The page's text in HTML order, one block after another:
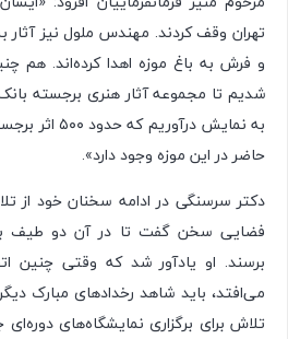
تهران وقف کردند. مهندس ملول نیز آثار
و فرش به باغ موزه اهدا کرده‌اند. هم
شدیم تا مجموعه آثار هنری برجسته بانک
به نمایش
حاضر در این موزه وجود دارد».
دکتر سرسنگی در ادامه سخنان خود از
فضایی سخن گفت تا در آن دو طیف
برسند. او یادآور شد که وقتی چنین
می‌‌افتد، باید شاهد رخدادهای مبارک
تلاش برای برگزاری نمایشگاه‌های دوره‌ای